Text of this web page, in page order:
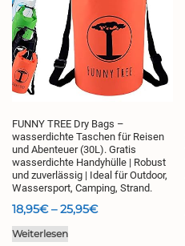
FUNNY TREE Dry Bags –
wasserdichte Taschen für Reisen
und Abenteuer (30L). Gratis
wasserdichte Handyhülle | Robust
und zuverlässig | Ideal für Outdoor,
Wassersport, Camping, Strand.
18,95€ –25,95€Preisspanne:
Weiterlesen